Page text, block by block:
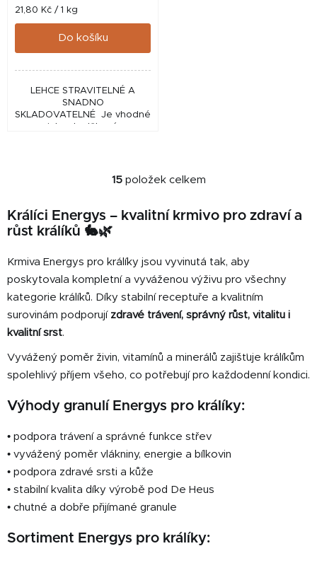
Měrná
cena:
21,80 Kč / 1 kg
Do košíku
LEHCE STRAVITELNÉ A
SNADNO
SKLADOVATELNÉ Je vhodné
chrup), dále...
O
l
a
c
í
p
k
y
ý
i
s
15položek celkem
Králíci Energys – kvalitní krmivo pro zdraví a
růst králíků 🐇🌿
Krmiva Energys pro králíky jsou vyvinutá tak, aby
poskytovala kompletní a vyváženou výživu pro všechny
kategorie králíků. Díky stabilní receptuře a kvalitním
surovinám podporují zdravé trávení, správný růst, vitalitu i
kvalitní srst.
Vyvážený poměr živin, vitamínů a minerálů zajišťuje králíkům
spolehlivý příjem všeho, co potřebují pro každodenní kondici.
Výhody granulí Energys pro králíky:
• podpora trávení a správné funkce střev
• vyvážený poměr vlákniny, energie a bílkovin
• podpora zdravé srsti a kůže
• stabilní kvalita díky výrobě pod De Heus
• chutné a dobře přijímané granule
Sortiment Energys pro králíky: